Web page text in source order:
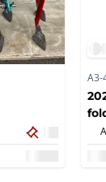
A3-
lift